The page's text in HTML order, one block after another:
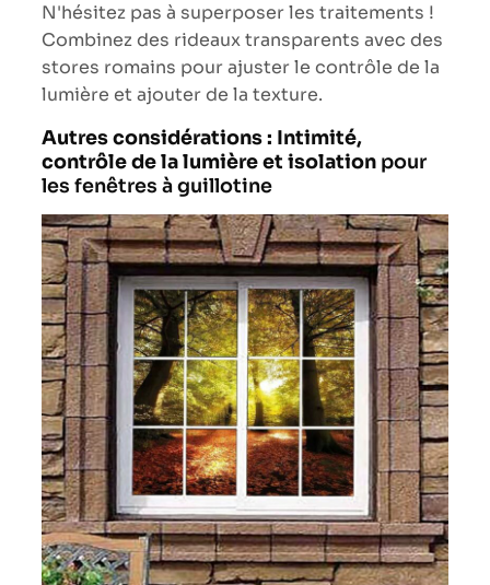
N'hésitez pas à superposer les traitements !
Combinez des rideaux transparents avec des
stores romains pour ajuster le contrôle de la
lumière et ajouter de la texture.
Autres considérations : Intimité,
contrôle de la lumière et isolation pour
les fenêtres à guillotine